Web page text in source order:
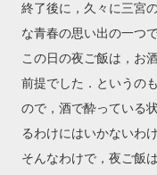
終了後に，久々に三宮
な青春の思い出の一つで
この日の夜ご飯は，お
前提でした．というの
ので，酒で酔っている
るわけにはいかないわ
そんなわけで，夜ご飯